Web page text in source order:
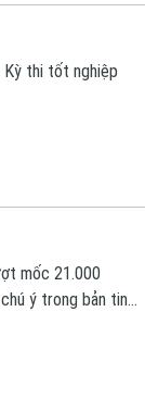
thi tốt nghiệp
mốc 21.000
ý trong bản tin